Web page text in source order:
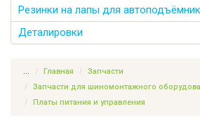
Резинки на лапы для
Деталировки
... Главная
Запчасти
Запчасти для шиномонтажного
Платы питания и управления